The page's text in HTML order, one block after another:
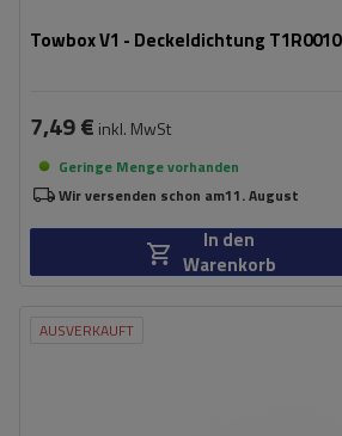
Towbox V1 - Deckeldichtung T1R0010
7,49 € inkl. MwSt
Geringe Menge vorhanden
Wir versenden schon am11. August
In den
Warenkorb
AUSVERKAUFT